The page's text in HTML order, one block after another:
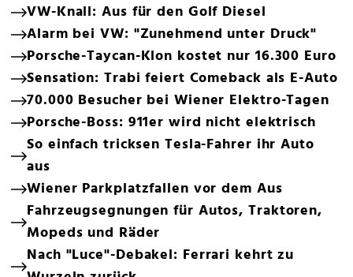
VW-Knall: Aus für den Golf Diesel
Alarm bei VW: "Zunehmend unter Druck"
Porsche-Taycan-Klon kostet nur 16.300 Euro
Sensation: Trabi feiert Comeback als E-Auto
70.000 Besucher bei Wiener Elektro-Tagen
Porsche-Boss: 911er wird nicht elektrisch
So einfach tricksen Tesla-Fahrer ihr Auto
aus
Wiener Parkplatzfallen vor dem Aus
Fahrzeugsegnungen für Autos, Traktoren,
Mopeds und Räder
Nach "Luce"-Debakel: Ferrari kehrt zu